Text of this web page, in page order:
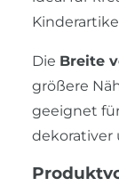
Die Breite
größere
geeignet
dekorativer